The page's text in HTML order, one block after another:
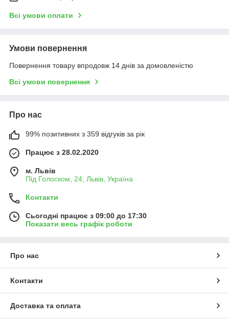
Всі умови оплати
Умови повернення
Повернення товару впродовж 14 днів за домовленістю
Всі умови повернення
Про нас
99% позитивних з 359 відгуків за рік
Працює з 28.02.2020
м. Львів
Під Голоском, 24, Львів, Україна
Контакти
Сьогодні працює з 09:00 до 17:30
Показати весь графік роботи
Про нас
Контакти
Доставка та оплата